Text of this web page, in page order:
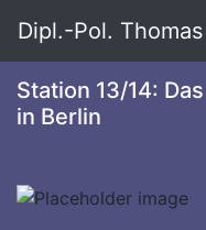
Dipl.-Pol.
Station 13/14:
in Berlin